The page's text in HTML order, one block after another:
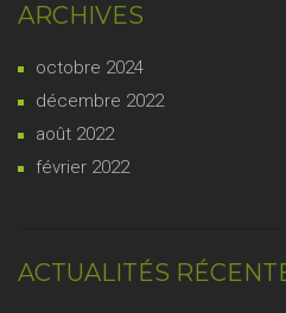
ARCHIVES
octobre 2024
décembre 2022
août 2022
février 2022
ACTUALITÉS